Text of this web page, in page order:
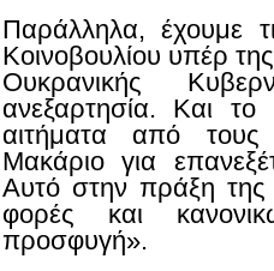
Παράλληλα, έχουμε
Κοινοβουλίου υπέρ
Ουκρανικής
ανεξαρτησία. Και το
αιτήματα από τους
Μακάριο για
Αυτό στην πράξη της
φορές και
προσφυγή».